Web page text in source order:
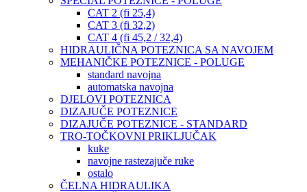
CAT 2 (fi 25,4)
CAT 3 (fi 32,2)
CAT 4 (fi 45,2 / 32,4)
HIDRAULIČNA POTEZNICA SA NAVOJEM
MEHANIČKE POTEZNICE - POLUGE
standard navojna
automatska navojna
DJELOVI POTEZNICA
DIZAJUČE POTEZNICE
DIZAJUČE POTEZNICE - STANDARD
TRO-TOČKOVNI PRIKLJUČAK
kuke
navojne rastezajuče ruke
ostalo
ČELNA HIDRAULIKA